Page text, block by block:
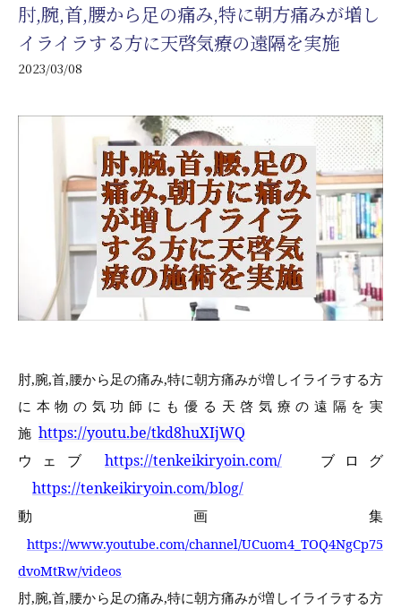
肘,腕,首,腰から足の痛み,特に朝方痛みが増し
イライラする方に天啓気療の遠隔を実施
2023/03/08
肘,腕,首,腰から足の痛み,特に朝方痛みが増しイライラする方
に本物の気功師にも優る天啓気療の遠隔を実
施 https://youtu.be/tkd8huXIjWQ
ウェブ https://tenkeikiryoin.com/ ブログ
https://tenkeikiryoin.com/blog/
動画集
https://www.youtube.com/channel/UCuom4_TOQ4NgCp75
dvoMtRw/videos
肘,腕,首,腰から足の痛み,特に朝方痛みが増しイライラする方